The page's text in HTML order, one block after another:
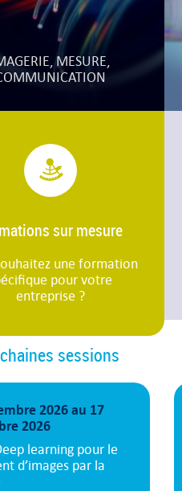
MESURE,
sur mesure
une formation
pour votre
entreprise ?
sessions
2026 au 17
2026
learning pour le
d’images par la